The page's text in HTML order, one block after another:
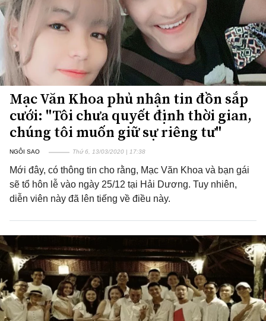
Mạc Văn Khoa phủ nhận tin đồn sắp
cưới: "Tôi chưa quyết định thời gian,
chúng tôi muốn giữ sự riêng tư"
NGÔI SAO Thứ 6, 13/03/2020 | 17:38
Mới đây, có thông tin cho rằng, Mạc Văn Khoa và bạn gái
sẽ tổ hôn lễ vào ngày 25/12 tại Hải Dương. Tuy nhiên,
diễn viên này đã lên tiếng về điều này.